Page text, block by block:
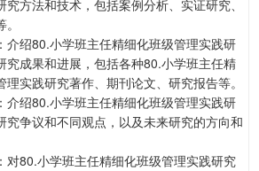
究方法和技术，包括案例分析、实证研究、
介绍80.小学班主任精细化班级管理实践研
究成果和进展，包括各种80.小学班主任精
理实践研究著作、期刊论文、研究报告等。
介绍80.小学班主任精细化班级管理实践研
究争议和不同观点，以及未来研究的方向和
对80.小学班主任精细化班级管理实践研究